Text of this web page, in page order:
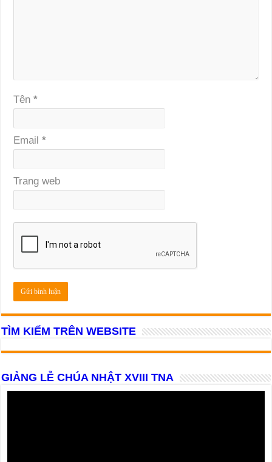
Tên*
Email*
Trang web
TÌM KIẾM TRÊN WEBSITE
GIẢNG LỄ CHÚA NHẬT XVIII TNA